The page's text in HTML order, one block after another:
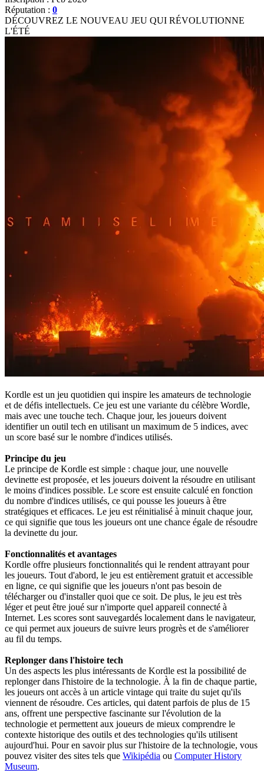
Réputation : 0
DÉCOUVREZ LE NOUVEAU JEU QUI RÉVOLUTIONNE
L'ÉTÉ
Kordle est un jeu quotidien qui inspire les amateurs de technologie
et de défis intellectuels. Ce jeu est une variante du célèbre Wordle,
mais avec une touche tech. Chaque jour, les joueurs doivent
identifier un outil tech en utilisant un maximum de 5 indices, avec
un score basé sur le nombre d'indices utilisés.
Principe du jeu
Le principe de Kordle est simple : chaque jour, une nouvelle
devinette est proposée, et les joueurs doivent la résoudre en utilisant
le moins d'indices possible. Le score est ensuite calculé en fonction
du nombre d'indices utilisés, ce qui pousse les joueurs à être
stratégiques et efficaces. Le jeu est réinitialisé à minuit chaque jour,
ce qui signifie que tous les joueurs ont une chance égale de résoudre
la devinette du jour.
Fonctionnalités et avantages
Kordle offre plusieurs fonctionnalités qui le rendent attrayant pour
les joueurs. Tout d'abord, le jeu est entièrement gratuit et accessible
en ligne, ce qui signifie que les joueurs n'ont pas besoin de
télécharger ou d'installer quoi que ce soit. De plus, le jeu est très
léger et peut être joué sur n'importe quel appareil connecté à
Internet. Les scores sont sauvegardés localement dans le navigateur,
ce qui permet aux joueurs de suivre leurs progrès et de s'améliorer
au fil du temps.
Replonger dans l'histoire tech
Un des aspects les plus intéressants de Kordle est la possibilité de
replonger dans l'histoire de la technologie. À la fin de chaque partie,
les joueurs ont accès à un article vintage qui traite du sujet qu'ils
viennent de résoudre. Ces articles, qui datent parfois de plus de 15
ans, offrent une perspective fascinante sur l'évolution de la
technologie et permettent aux joueurs de mieux comprendre le
contexte historique des outils et des technologies qu'ils utilisent
aujourd'hui. Pour en savoir plus sur l'histoire de la technologie, vous
pouvez visiter des sites tels que Wikipédia ou Computer History
Museum.